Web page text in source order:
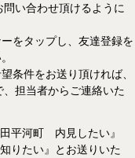
問い合わせ頂けるように
をタップし、友達登録を
条件をお送り頂ければ、
担当者からご連絡いた
平河町 内見したい』
りたい』とお送りいた